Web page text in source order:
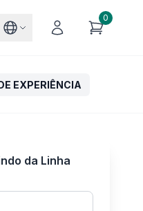
0
EXPERIÊNCIA
da Linha